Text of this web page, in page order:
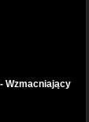
Wzmacniający